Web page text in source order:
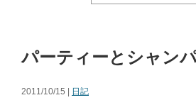
パーティーとシャン
2011/10/15 | 日記